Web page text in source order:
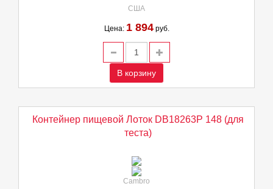
США
Цена: 1 894руб.
В корзину
Контейнер пищевой Лоток DB18263P 148 (для
теста)
Cambro